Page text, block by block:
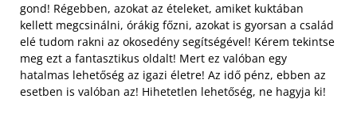
gond! Régebben, azokat az ételeket, amiket kuktában
kellett megcsinálni, órákig főzni, azokat is gyorsan a család
elé tudom rakni az okosedény segítségével! Kérem tekintse
meg ezt a fantasztikus oldalt! Mert ez valóban egy
hatalmas lehetőség az igazi életre! Az idő pénz, ebben az
esetben is valóban az! Hihetetlen lehetőség, ne hagyja ki!